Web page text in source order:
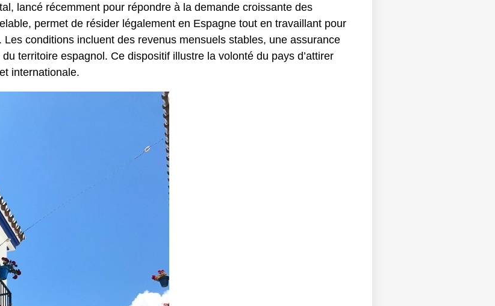
lancé récemment pour répondre à la demande croissante des
permet de résider légalement en Espagne tout en travaillant pour
conditions incluent des revenus mensuels stables, une assurance
territoire espagnol. Ce dispositif illustre la volonté du pays d’attirer
internationale.